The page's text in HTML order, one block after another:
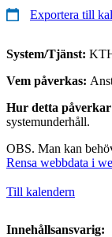
Exportera till
System/Tjänst:
Vem påverkas:
Hur detta
systemunderhåll.
OBS. Man kan
Rensa webbdata i
Till kalendern
Innehållsansvarig: